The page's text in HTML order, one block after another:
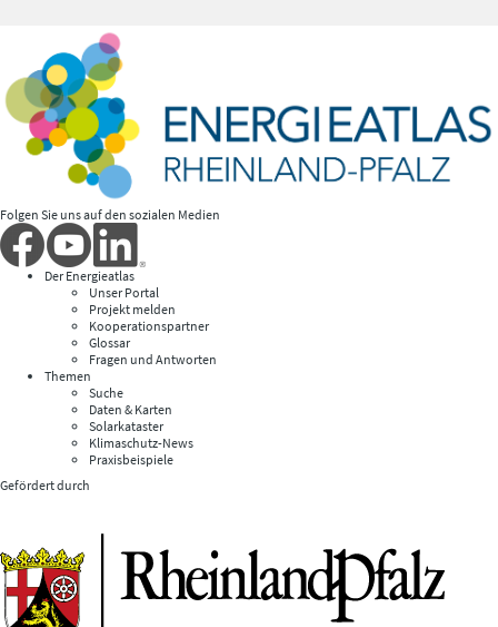
Folgen Sie uns auf den sozialen Medien
Der Energieatlas
Unser Portal
Projekt melden
Kooperationspartner
Glossar
Fragen und Antworten
Themen
Suche
Daten & Karten
Solarkataster
Klimaschutz-News
Praxisbeispiele
Gefördert durch